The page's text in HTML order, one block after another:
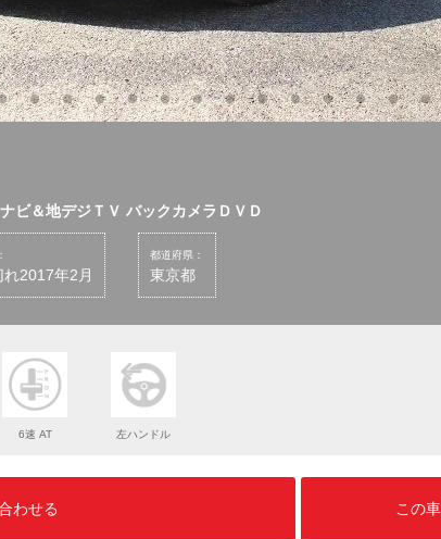
ビ＆地デジＴＶ バックカメラＤＶＤ
れ2017年2月
都道府県：
東京都
6速 AT 左ハンドル
わせる この